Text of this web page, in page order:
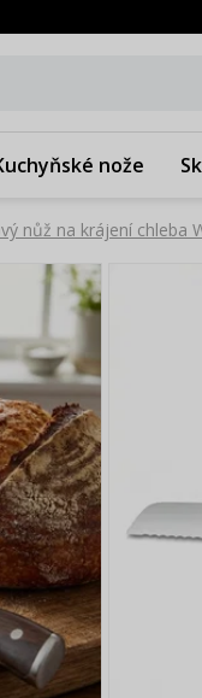
nože
nůž na krájení chleba